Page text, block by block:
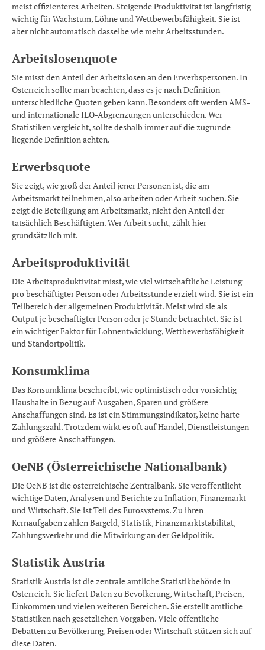
meist effizienteres Arbeiten. Steigende Produktivität ist langfristig
wichtig für Wachstum, Löhne und Wettbewerbsfähigkeit. Sie ist
aber nicht automatisch dasselbe wie mehr Arbeitsstunden.
Arbeitslosenquote
Sie misst den Anteil der Arbeitslosen an den Erwerbspersonen. In
Österreich sollte man beachten, dass es je nach Definition
unterschiedliche Quoten geben kann. Besonders oft werden AMS-
und internationale ILO-Abgrenzungen unterschieden. Wer
Statistiken vergleicht, sollte deshalb immer auf die zugrunde
liegende Definition achten.
Erwerbsquote
Sie zeigt, wie groß der Anteil jener Personen ist, die am
Arbeitsmarkt teilnehmen, also arbeiten oder Arbeit suchen. Sie
zeigt die Beteiligung am Arbeitsmarkt, nicht den Anteil der
tatsächlich Beschäftigten. Wer Arbeit sucht, zählt hier
grundsätzlich mit.
Arbeitsproduktivität
Die Arbeitsproduktivität misst, wie viel wirtschaftliche Leistung
pro beschäftigter Person oder Arbeitsstunde erzielt wird. Sie ist ein
Teilbereich der allgemeinen Produktivität. Meist wird sie als
Output je beschäftigter Person oder je Stunde betrachtet. Sie ist
ein wichtiger Faktor für Lohnentwicklung, Wettbewerbsfähigkeit
und Standortpolitik.
Konsumklima
Das Konsumklima beschreibt, wie optimistisch oder vorsichtig
Haushalte in Bezug auf Ausgaben, Sparen und größere
Anschaffungen sind. Es ist ein Stimmungsindikator, keine harte
Zahlungszahl. Trotzdem wirkt es oft auf Handel, Dienstleistungen
und größere Anschaffungen.
OeNB (Österreichische Nationalbank)
Die OeNB ist die österreichische Zentralbank. Sie veröffentlicht
wichtige Daten, Analysen und Berichte zu Inflation, Finanzmarkt
und Wirtschaft. Sie ist Teil des Eurosystems. Zu ihren
Kernaufgaben zählen Bargeld, Statistik, Finanzmarktstabilität,
Zahlungsverkehr und die Mitwirkung an der Geldpolitik.
Statistik Austria
Statistik Austria ist die zentrale amtliche Statistikbehörde in
Österreich. Sie liefert Daten zu Bevölkerung, Wirtschaft, Preisen,
Einkommen und vielen weiteren Bereichen. Sie erstellt amtliche
Statistiken nach gesetzlichen Vorgaben. Viele öffentliche
Debatten zu Bevölkerung, Preisen oder Wirtschaft stützen sich auf
diese Daten.